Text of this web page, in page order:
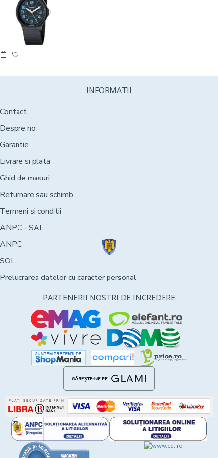
INFORMATII
Contact
Despre noi
Garantie
Livrare si plata
Ghid de masuri
Returnare sau schimb
Termeni si conditii
ANPC - SAL
ANPC
SOL
Prelucrarea datelor cu caracter personal
PARTENERII NOSTRI DE INCREDERE